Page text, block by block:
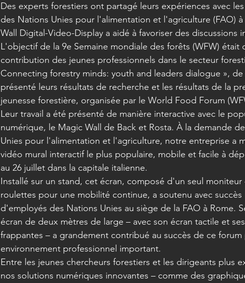
Des experts forestiers ont partagé leurs expériences avec
des Nations Unies pour l'alimentation et l'agriculture (FAO)
Wall Digital-Video-Display a aidé à favoriser des discussions
L'objectif de la 9e Semaine mondiale des forêts (WFW) était
contribution des jeunes professionnels dans le secteur
Connecting forestry minds: youth and leaders dialogue »,
présenté leurs résultats de recherche et les résultats de la
jeunesse forestière, organisée par le World Food Forum
Leur travail a été présenté de manière interactive avec le
numérique, le Magic Wall de Back et Rosta. À la demande
Unies pour l'alimentation et l'agriculture, notre entreprise a
vidéo mural interactif le plus populaire, mobile et facile à
au 26 juillet dans la capitale italienne.
Installé sur un stand, cet écran, composé d'un seul moniteur
roulettes pour une mobilité continue, a soutenu avec succès
d'employés des Nations Unies au siège de la FAO à Rome.
écran de deux mètres de large – avec son écran tactile et
frappantes – a grandement contribué au succès de ce
environnement professionnel important.
Entre les jeunes chercheurs forestiers et les dirigeants plus
nos solutions numériques innovantes – comme des